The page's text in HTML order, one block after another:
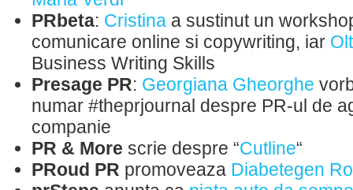
PRbeta: Cristina a sustinut un
comunicare online si copywriting, iar
Business Writing Skills
Presage PR: Georgiana Gheorghe
numar ‪#‎theprjournal‬ despre PR-ul de
companie
PR & More scrie despre “Cutline“
PRoud PR promoveaza Diabetegen